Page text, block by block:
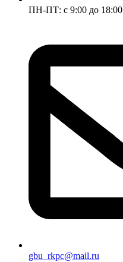
ПН-ПТ: с 9:00 до 18:00
gbu_rkpc@mail.ru